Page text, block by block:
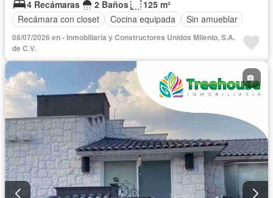
4 Recámaras
2 Baños
125 m²
Recámara con closet
Cocina equipada Sin amueblar
08/07/2026 en - Inmobiliaría у Constructores Unidos Milenio, S.A.
de C.V.